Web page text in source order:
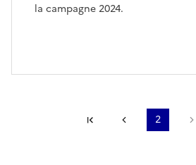
la campagne 2024.
Première page
Page
2